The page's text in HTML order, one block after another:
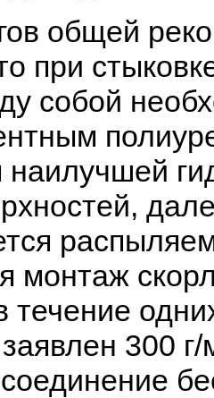
общей
при
собой
наилучшей
монтаж
течение
300